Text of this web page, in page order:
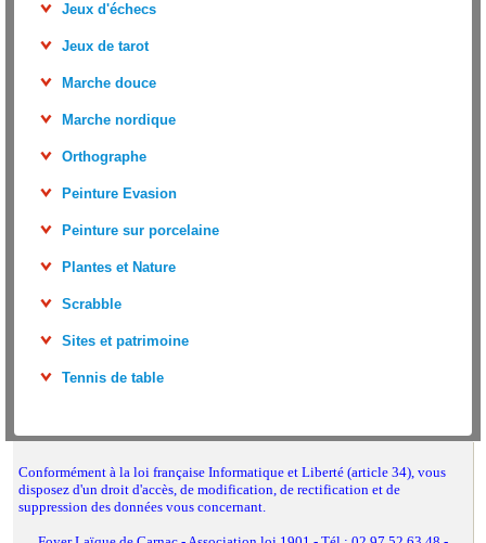
Jeux d'échecs
Jeux de tarot
Marche douce
Marche nordique
Orthographe
Peinture Evasion
Peinture sur porcelaine
Plantes et Nature
Scrabble
Sites et patrimoine
Tennis de table
Conformément à la loi française Informatique et Liberté (article 34), vous
disposez d'un droit d'accès, de modification, de rectification et de
suppression des données vous concernant.